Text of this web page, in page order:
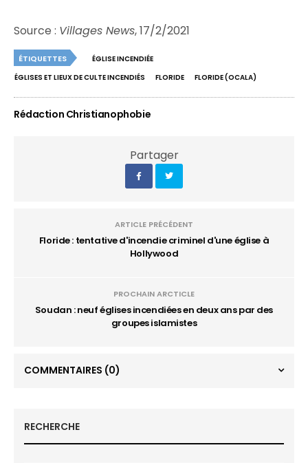
Source : Villages News, 17/2/2021
ÉTIQUETTES
ÉGLISE INCENDIÉE
ÉGLISES ET LIEUX DE CULTE INCENDIÉS
FLORIDE FLORIDE (OCALA)
Rédaction Christianophobie
Partager
ARTICLE PRÉCÉDENT
Floride : tentative d'incendie criminel d'une église à
Hollywood
PROCHAIN ARCTICLE
Soudan : neuf églises incendiées en deux ans par des
groupes islamistes
COMMENTAIRES (0)
RECHERCHE